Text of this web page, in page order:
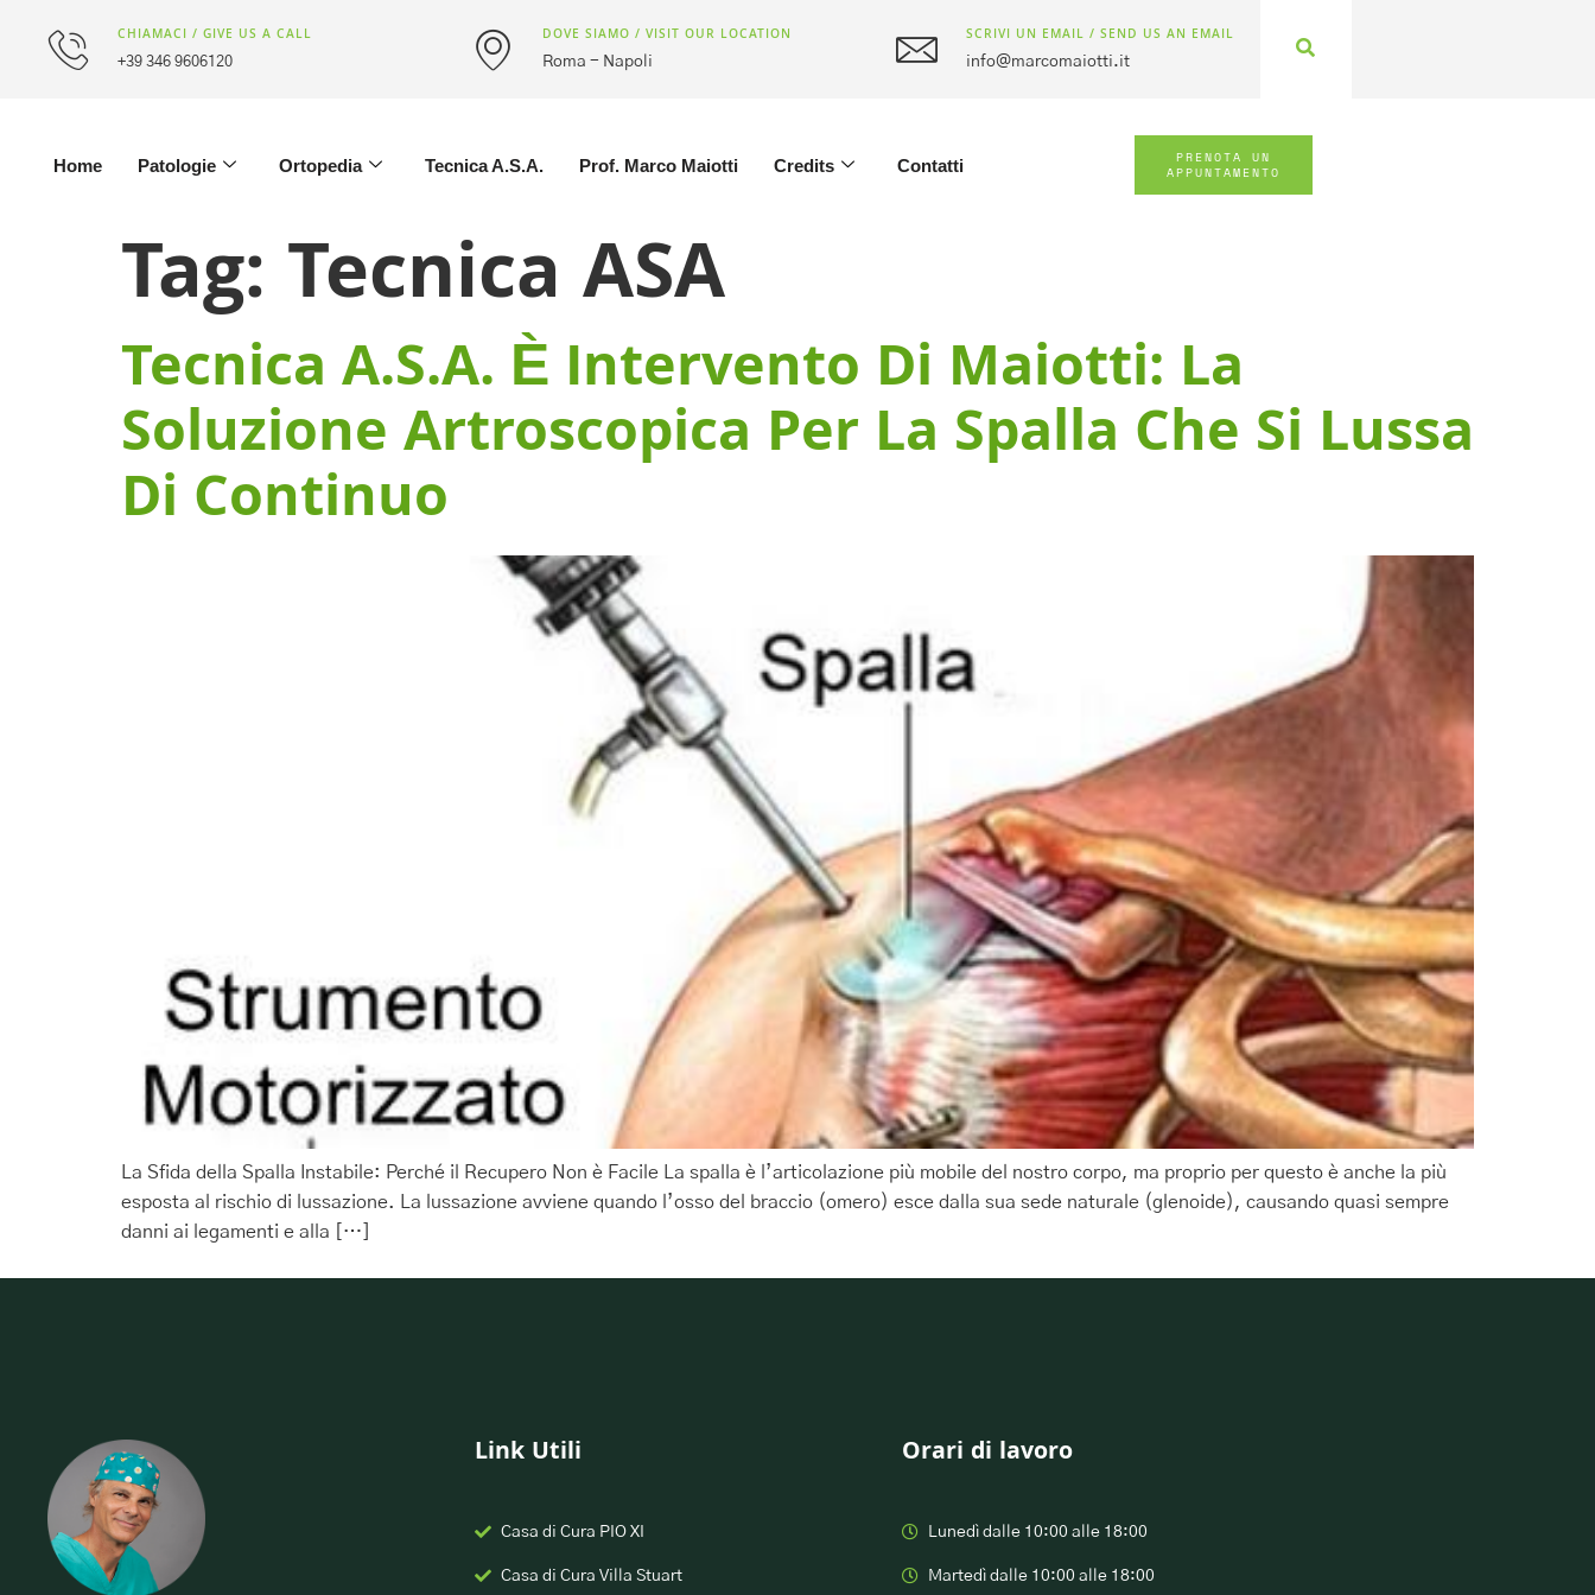
CHIAMACI / GIVE US A CALL
+39 346 9606120
DOVE SIAMO / VISIT OUR LOCATION
Roma - Napoli
SCRIVI UN EMAIL / SEND US AN EMAIL
info@marcomaiotti.it
Home Patologie Ortopedia Tecnica A.S.A. Prof. Marco Maiotti Credits Contatti
PRENOTA UN
APPUNTAMENTO
Tag: Tecnica ASA
Tecnica A.S.A. È Intervento Di Maiotti: La
Soluzione Artroscopica Per La Spalla Che Si Lussa
Di Continuo
La Sfida della Spalla Instabile: Perché il Recupero Non è Facile La spalla è l’articolazione più mobile del nostro corpo, ma proprio per questo è anche la più
esposta al rischio di lussazione. La lussazione avviene quando l’osso del braccio (omero) esce dalla sua sede naturale (glenoide), causando quasi sempre
danni ai legamenti e alla […]
Link Utili
Casa di Cura PIO XI
Casa di Cura Villa Stuart
Orari di lavoro
Lunedì dalle 10:00 alle 18:00
Martedì dalle 10:00 alle 18:00